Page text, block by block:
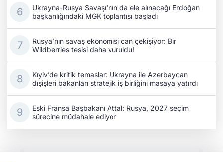
Ukrayna-Rusya Savaşı'nın da ele alınacağı Erdoğan
başkanlığındaki MGK toplantısı başladı
Rusya’nın savaş ekonomisi can çekişiyor: Bir
Wildberries tesisi daha vuruldu!
Kıyiv’de kritik temaslar: Ukrayna ile Azerbaycan
dışişleri bakanları stratejik iş birliğini masaya yatırdı
Eski Fransa Başbakanı Attal: Rusya, 2027 seçim
sürecine müdahale ediyor